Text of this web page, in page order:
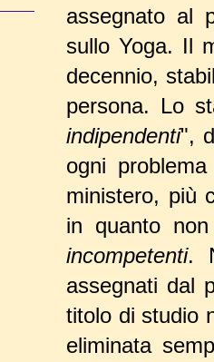
assegnato al
sullo Yoga. Il
decennio,
persona. Lo
indipendenti",
ogni
ministero, più
in quanto
incompetenti.
assegnati dal
titolo di studio
eliminata